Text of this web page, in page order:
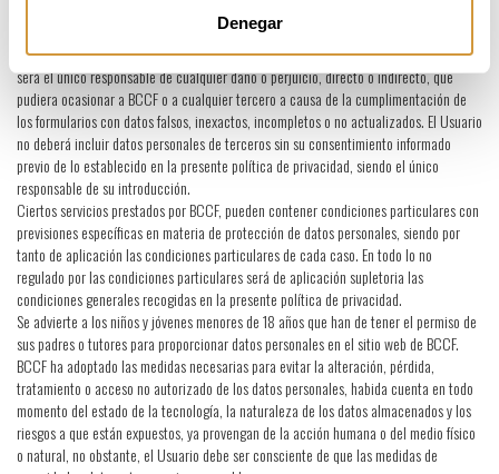
Denegar
El Usuario garantiza que los Datos Personales facilitados a BCCF son veraces y se
hace responsable de comunicar cualquier modificación en los mismos. El Usuario
será el único responsable de cualquier daño o perjuicio, directo o indirecto, que
pudiera ocasionar a BCCF o a cualquier tercero a causa de la cumplimentación de
los formularios con datos falsos, inexactos, incompletos o no actualizados. El Usuario
no deberá incluir datos personales de terceros sin su consentimiento informado
previo de lo establecido en la presente política de privacidad, siendo el único
responsable de su introducción.
Ciertos servicios prestados por BCCF, pueden contener condiciones particulares con
previsiones específicas en materia de protección de datos personales, siendo por
tanto de aplicación las condiciones particulares de cada caso. En todo lo no
regulado por las condiciones particulares será de aplicación supletoria las
condiciones generales recogidas en la presente política de privacidad.
Se advierte a los niños y jóvenes menores de 18 años que han de tener el permiso de
sus padres o tutores para proporcionar datos personales en el sitio web de BCCF.
BCCF ha adoptado las medidas necesarias para evitar la alteración, pérdida,
tratamiento o acceso no autorizado de los datos personales, habida cuenta en todo
momento del estado de la tecnología, la naturaleza de los datos almacenados y los
riesgos a que están expuestos, ya provengan de la acción humana o del medio físico
o natural, no obstante, el Usuario debe ser consciente de que las medidas de